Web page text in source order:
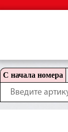
С начала номера